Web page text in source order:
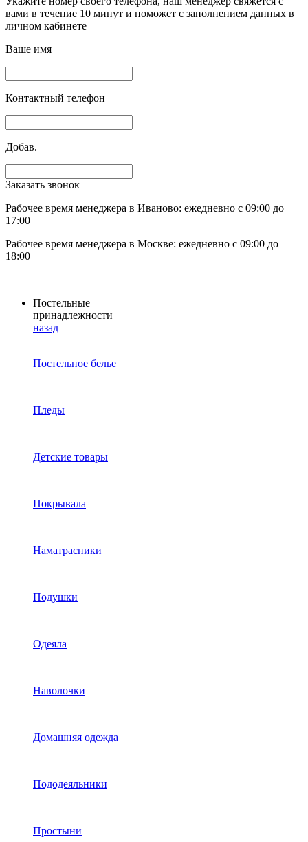
вами в течение 10 минут и поможет с заполнением данных в
личном кабинете
Ваше имя
Контактный телефон
Добав.
Заказать звонок
Рабочее время менеджера в Иваново: ежедневно с 09:00 до
17:00
Рабочее время менеджера в Москве: ежедневно с 09:00 до
18:00
Постельные
принадлежности
назад
Постельное белье
Пледы
Детские товары
Покрывала
Наматрасники
Подушки
Одеяла
Наволочки
Домашняя одежда
Пододеяльники
Простыни